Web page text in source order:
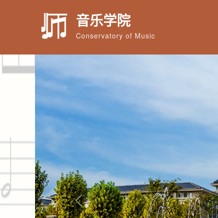
音乐学院
Conservatory of Music
Previous